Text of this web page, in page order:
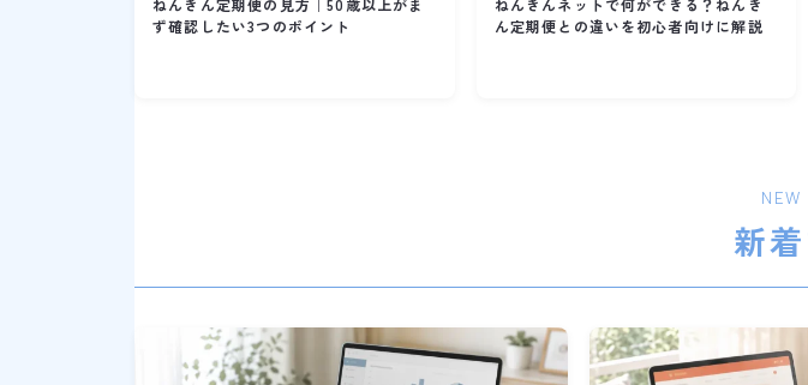
ねんきん定期便の見方｜50歳以上がま
ず確認したい3つのポイント
ねんきんネットで何ができる？ねんき
ん定期便との違いを初心者向けに解説
NEW
新